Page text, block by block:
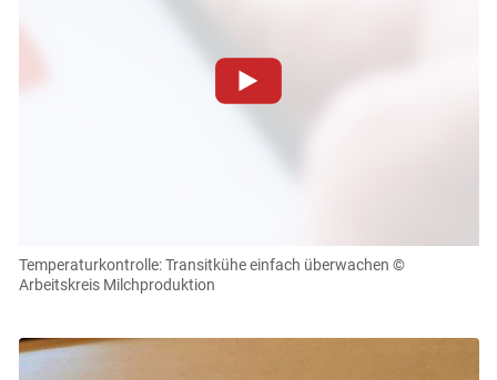
einsehen und korrigieren
Akzeptieren
Cookies Einstellungen
Temperaturkontrolle: Transitkühe einfach überwachen ©
Arbeitskreis Milchproduktion